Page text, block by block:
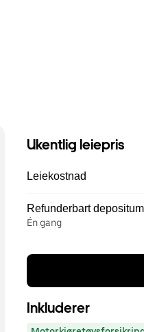
Ukentlig leiepris
Leiekostnad
Refunderbart depositum
Én gang
Inkluderer